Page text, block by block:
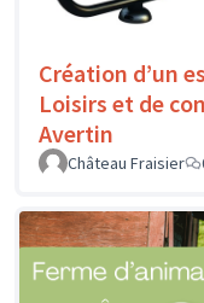
Création d’un
Loisirs et de
Avertin
Château Fraisier